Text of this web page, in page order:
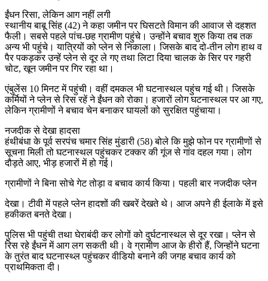
ईंधन रिसा, लेकिन आग नहीं लगी
स्थानीय बाबू सिंह (42) ने कहा जमीन पर घिसटते विमान की आवाज से दहशत
फैली। सबसे पहले पांच-छह ग्रामीण पहुंचे। उन्होंने बचाव शुरु किया तब तक
अन्य भी पहुंचे। यात्रियों को प्लेन से निकाला। जिसके बाद दो-तीन लोग हाथ व
पैर पकड़कर उन्हें प्लेन से दूर ले गए तथा लिटा दिया चालक के सिर पर गहरी
चोट, खून जमीन पर गिर रहा था।
एंबुलेंस 10 मिनट में पहुंची। वहीं दमकल भी घटनास्थल पहुंच गई थी। जिसके
कर्मियों ने प्लेन से रिस रहें ने ईंधन को रोका। हजारों लोग घटनास्थल पर आ गए,
लेकिन ग्रामीणों ने बचाव चेन बनाकर घायलों को सुरक्षित पहुंचाया।
नजदीक से देखा हादसा
हंथीबंधा के पूर्व सरपंच चमार सिंह मुंडारी (58) बोले कि मुझे फोन पर ग्रामीणों से
सूचना मिली तो घटनास्थल पहुंचकर टक्कर की गूंज से गांव दहल गया। लोग
दौड़ते आए, भीड़ हजारों में हो गई।
ग्रामीणों ने बिना सोचे गेट तोड़ा व बचाव कार्य किया। पहली बार नजदीक प्लेन
देखा। टीवी में पहले प्लेन हादशों की खबरें देखते थे। आज अपने ही ईलाके में इसे
हकीकत बनते देखा।
पुलिस भी पहुंची तथा घेराबंदी कर लोगों को दुर्घटनास्थल से दूर रखा। प्लेन से
रिस रहे ईंधन में आग लग सकती थी। वे ग्रामीण आज के हीरो हैं, जिन्होंने घटना
के तुरंत बाद घटनास्थ्ल पहुंचकर वीडियो बनाने की जगह बचाव कार्य को
प्राथमिकता दी।